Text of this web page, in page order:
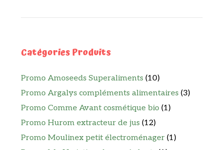
Catégories Produits
Promo Amoseeds Superaliments (10)
Promo Argalys compléments alimentaires (3)
Promo Comme Avant cosmétique bio (1)
Promo Hurom extracteur de jus (12)
Promo Moulinex petit électroménager (1)